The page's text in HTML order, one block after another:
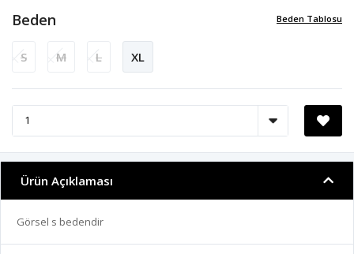
Beden Tablosu
Beden
S M L XL
Ürün Açıklaması
Görsel s bedendir